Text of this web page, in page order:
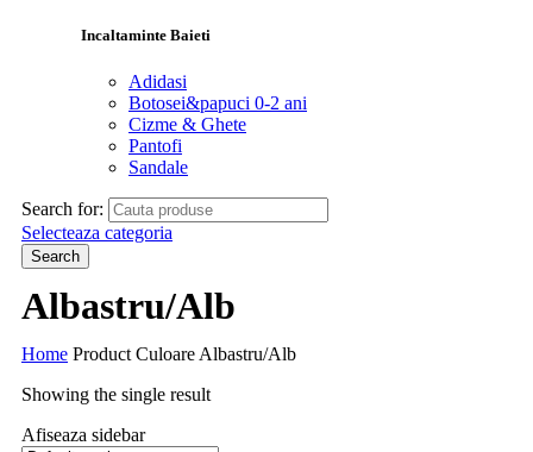
Incaltaminte Baieti
Adidasi
Botosei&papuci 0-2 ani
Cizme & Ghete
Pantofi
Sandale
Search for:
Selecteaza categoria
Search
Albastru/Alb
Home Product Culoare Albastru/Alb
Showing the single result
Afiseaza sidebar